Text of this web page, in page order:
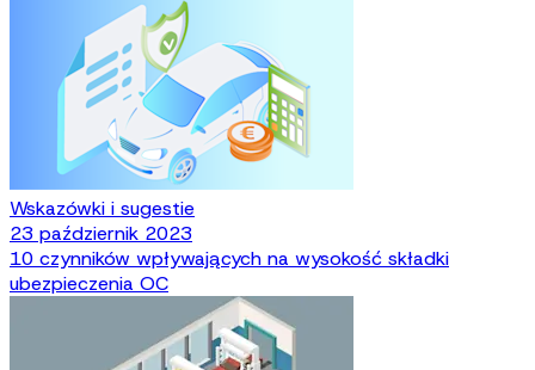
Wskazówki i sugestie
23 październik 2023
10 czynników wpływających na wysokość składki
ubezpieczenia OC